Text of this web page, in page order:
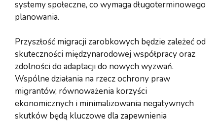
systemy społeczne, co wymaga długoterminowego
planowania.
Przyszłość migracji zarobkowych będzie zależeć od
skuteczności międzynarodowej współpracy oraz
zdolności do adaptacji do nowych wyzwań.
Wspólne działania na rzecz ochrony praw
migrantów, równoważenia korzyści
ekonomicznych i minimalizowania negatywnych
skutków będą kluczowe dla zapewnienia